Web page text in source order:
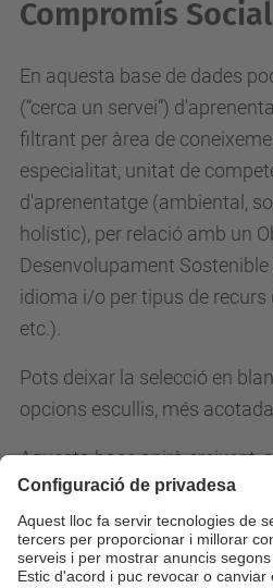
Compromís
En aquesta base de dades
(“cerca un servei”)
filtrant per àrea de
especialitat, unitat de
d'aprenentatge (ambiental,
holístic), per relació amb un
Desenvolupament
idioma i/o per tipus de recurs
etc.).
Pots deixar la selecció en
opcions escullis, més
Aquesta base anirà creixent,
que consideres interessant
envia'ns la informació a